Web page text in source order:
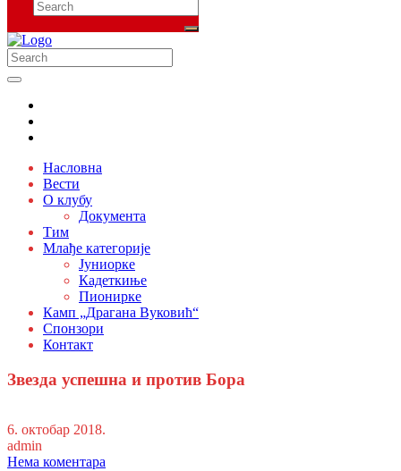
Насловна
Вести
О клубу
Документа
Тим
Млађе категорије
Јуниорке
Кадеткиње
Пионирке
Камп „Драгана Вуковић“
Спонзори
Контакт
Звезда успешна и против Бора
6. октобар 2018.
admin
Нема коментара